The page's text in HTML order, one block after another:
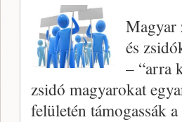
Magyar
és
– “arra
zsidó magyarokat
felületén támogassák